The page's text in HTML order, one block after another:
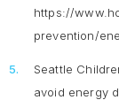
https://
prevention/
Seattle
avoid energy